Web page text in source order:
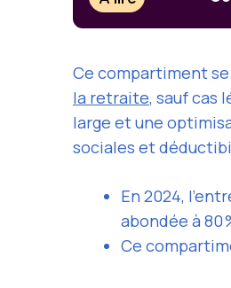
Ce compartiment
la retraite, sauf cas
large et une
sociales et
En 2024,
abondée à 80
Ce